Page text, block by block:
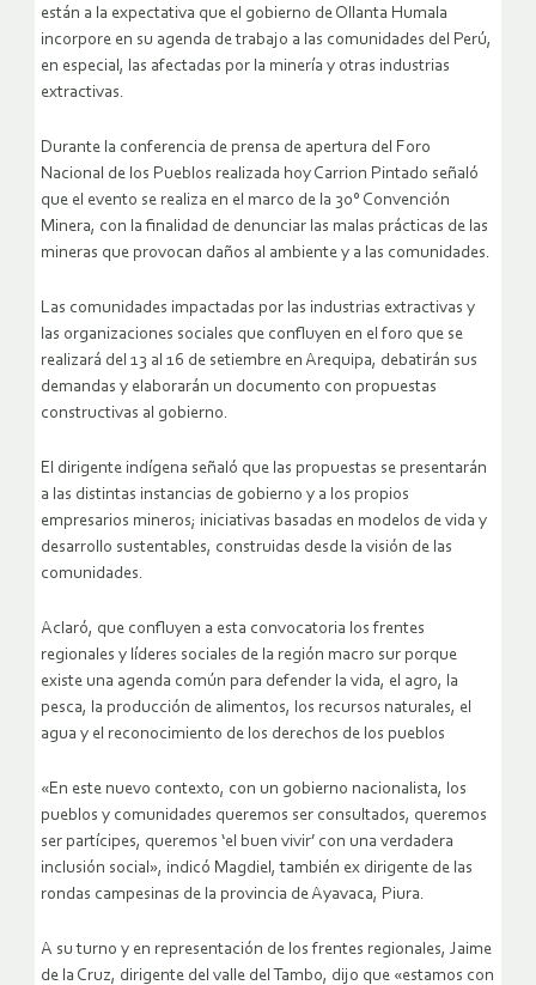
están a la expectativa que el gobierno de Ollanta Humala
incorpore en su agenda de trabajo a las comunidades del Perú,
en especial, las afectadas por la minería y otras industrias
extractivas.
Durante la conferencia de prensa de apertura del Foro
Nacional de los Pueblos realizada hoy Carrion Pintado señaló
que el evento se realiza en el marco de la 30° Convención
Minera, con la finalidad de denunciar las malas prácticas de las
mineras que provocan daños al ambiente y a las comunidades.
Las comunidades impactadas por las industrias extractivas y
las organizaciones sociales que confluyen en el foro que se
realizará del 13 al 16 de setiembre en Arequipa, debatirán sus
demandas y elaborarán un documento con propuestas
constructivas al gobierno.
El dirigente indígena señaló que las propuestas se presentarán
a las distintas instancias de gobierno y a los propios
empresarios mineros; iniciativas basadas en modelos de vida y
desarrollo sustentables, construidas desde la visión de las
comunidades.
Aclaró, que confluyen a esta convocatoria los frentes
regionales y líderes sociales de la región macro sur porque
existe una agenda común para defender la vida, el agro, la
pesca, la producción de alimentos, los recursos naturales, el
agua y el reconocimiento de los derechos de los pueblos
«En este nuevo contexto, con un gobierno nacionalista, los
pueblos y comunidades queremos ser consultados, queremos
ser partícipes, queremos ‘el buen vivir’ con una verdadera
inclusión social», indicó Magdiel, también ex dirigente de las
rondas campesinas de la provincia de Ayavaca, Piura.
A su turno y en representación de los frentes regionales, Jaime
de la Cruz, dirigente del valle del Tambo, dijo que «estamos con